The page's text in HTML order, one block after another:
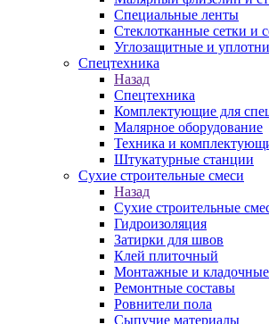
Специальные ленты
Стеклотканные сетки и
Углозащитные и
Спецтехника
Назад
Спецтехника
Комплектующие для
Малярное оборудование
Техника и
Штукатурные станции
Сухие строительные смеси
Назад
Сухие строительные
Гидроизоляция
Затирки для швов
Клей плиточный
Монтажные и кладочные
Ремонтные составы
Ровнители пола
Сыпучие материалы